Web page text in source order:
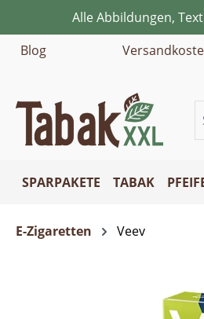
Hauptinhalt springen
Zur Suche springen
Zur Hauptnavigation
Alle Abbildungen,
Blog
SPARPAKETE TABAK
E-Zigaretten Veev